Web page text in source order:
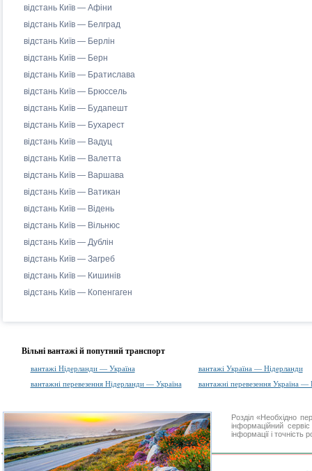
відстань Київ — Афіни
відстань Київ — Белград
відстань Київ — Берлін
відстань Київ — Берн
відстань Київ — Братислава
відстань Київ — Брюссель
відстань Київ — Будапешт
відстань Київ — Бухарест
відстань Київ — Вадуц
відстань Київ — Валетта
відстань Київ — Варшава
відстань Київ — Ватикан
відстань Київ — Відень
відстань Київ — Вільнюс
відстань Київ — Дублін
відстань Київ — Загреб
відстань Київ — Кишинів
відстань Київ — Копенгаген
Вільні вантажі й попутний транспорт
вантажі Нідерланди — Україна
вантажі Україна — Нідерланди
вантажні перевезення Нідерланди — Україна
вантажні перевезення Україна —
Розділ «Необхідно
інформаційний
інформації і